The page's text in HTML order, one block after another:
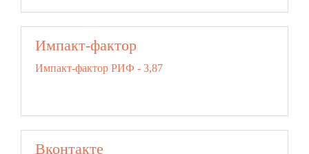
Импакт-фактор
Импакт-фактор РИФ - 3,87
Вконтакте